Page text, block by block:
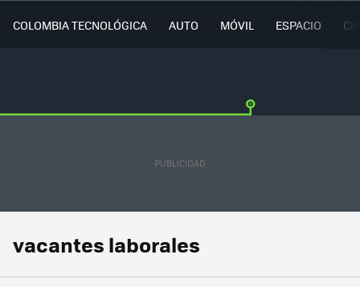
COLOMBIA TECNOLÓGICA AUTO MÓVIL ESPACIO
vacantes laborales